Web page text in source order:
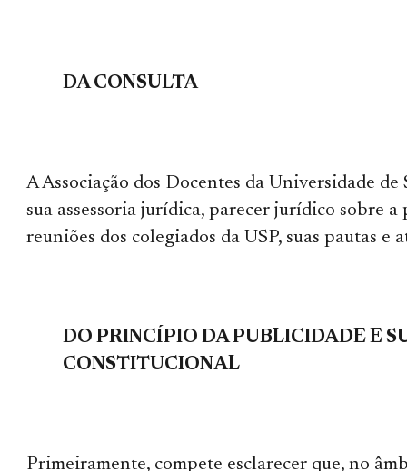
DA CONSULTA
A Associação dos Docentes da Universidade de
sua assessoria jurídica, parecer jurídico sobre a
reuniões dos colegiados da USP, suas pautas e
DO PRINCÍPIO DA PUBLICIDADE E
CONSTITUCIONAL
Primeiramente, compete esclarecer que, no